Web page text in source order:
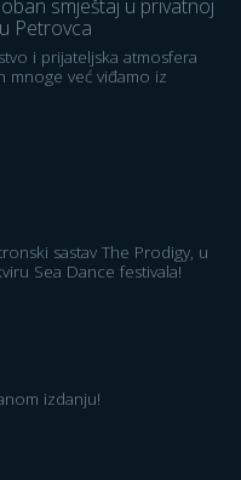
smještaj u privatnoj
Petrovca
i prijateljska atmosfera
mnoge već viđamo iz
sastav The Prodigy, u
Sea Dance festivala!
izdanju!